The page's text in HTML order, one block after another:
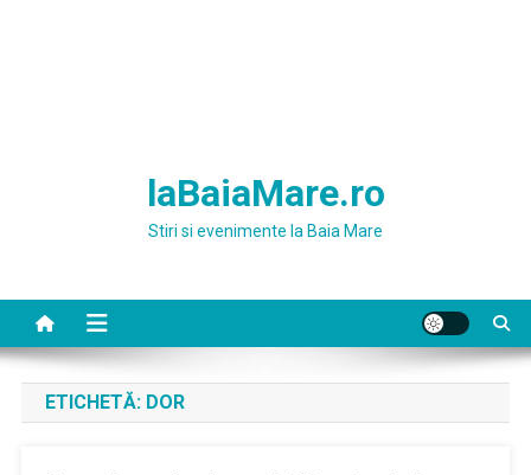
laBaiaMare.ro
Stiri si evenimente la Baia Mare
ETICHETĂ: DOR